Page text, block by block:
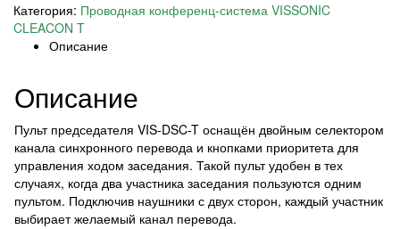
Категория: Проводная конференц-система VISSONIC
CLEACON T
Описание
Описание
Пульт председателя VIS-DSC-T оснащён двойным селектором
канала синхронного перевода и кнопками приоритета для
управления ходом заседания. Такой пульт удобен в тех
случаях, когда два участника заседания пользуются одним
пультом. Подключив наушники с двух сторон, каждый участник
выбирает желаемый канал перевода.